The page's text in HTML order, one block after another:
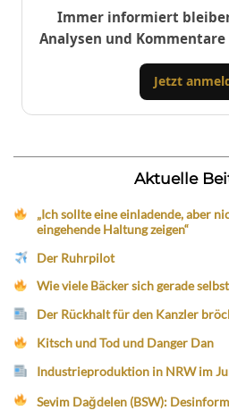
Immer informiert
Analysen und
Jetzt
Aktuelle
„Ich sollte eine einladende, aber
eingehende Haltung zeigen“
Der Ruhrpilot
Wie viele Bäcker sich gerade
Der Rückhalt für den Kanzler
Kitsch und Tod und Danger Dan
Industrieproduktion in NRW im
Sevim Dağdelen (BSW):